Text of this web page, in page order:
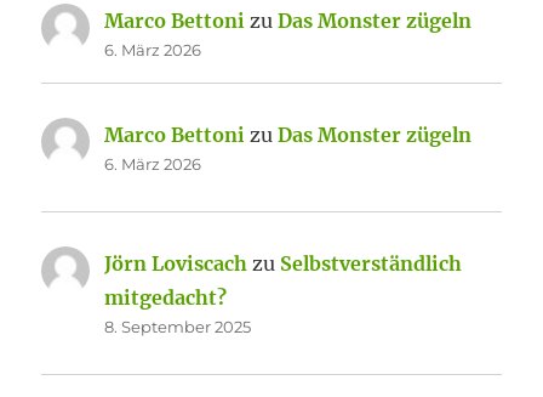
Marco Bettoni zuDas Monster zügeln
6. März 2026
Marco Bettoni zuDas Monster zügeln
6. März 2026
Jörn Loviscach zu Selbstverständlich
mitgedacht?
8. September 2025